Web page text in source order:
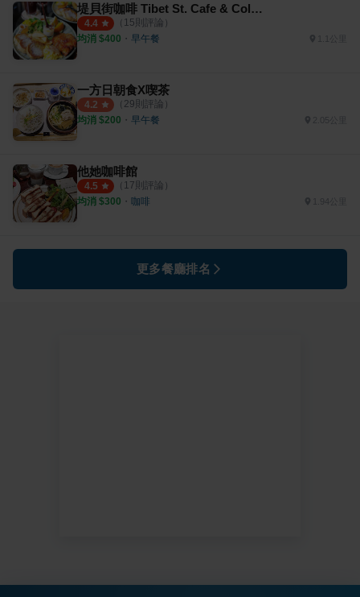
堤貝街咖啡 Tibet St. Cafe & Color BoBo 台南館
4.4 （ 15則評論）
均消 $400 ・ 早午餐 1.1公里
一方日朝食X喫茶
4.2 （ 29則評論）
均消 $200 ・ 早午餐 2.05公里
他她咖啡館
4.5 （ 17則評論）
均消 $300 ・ 咖啡 1.94公里
更多餐廳排名